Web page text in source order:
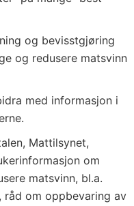
og bevisstgjøring
og redusere matsvinn
med informasjon i
Mattilsynet,
om
matsvinn, bl.a.
råd om oppbevaring av